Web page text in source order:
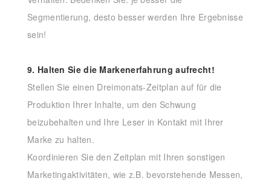
Segmentierung, desto besser werden Ihre Ergebnisse
sein!
9. Halten Sie die Markenerfahrung aufrecht!
Stellen Sie einen Dreimonats-Zeitplan auf für die
Produktion Ihrer Inhalte, um den Schwung
beizubehalten und Ihre Leser in Kontakt mit Ihrer
Marke zu halten.
Koordinieren Sie den Zeitplan mit Ihren sonstigen
Marketingaktivitäten, wie z.B. bevorstehende Messen,